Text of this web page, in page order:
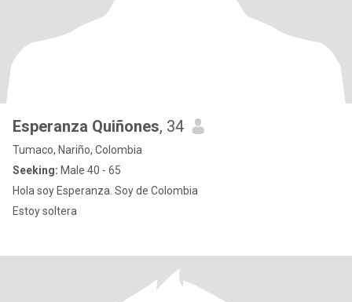
Esperanza Quiñones, 34
Tumaco, Nariño, Colombia
Seeking: Male 40 - 65
Hola soy Esperanza. Soy de Colombia
Estoy soltera